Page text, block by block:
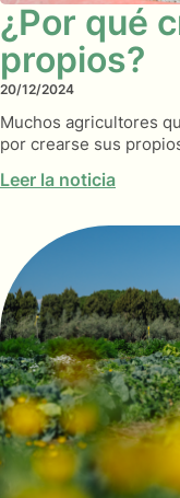
¿Por qué
propios?
20/12/2024
Muchos agricultores
por crearse sus
Leer la noticia